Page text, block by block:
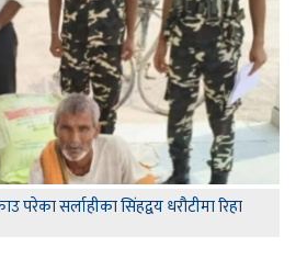
परेका सर्लाहीका सिंहद्वय धरौटीमा रिहा